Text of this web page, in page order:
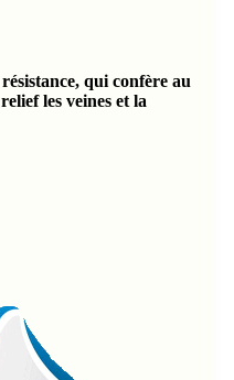
qui confère au
les veines et la